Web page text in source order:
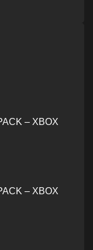
– XBOX
– XBOX